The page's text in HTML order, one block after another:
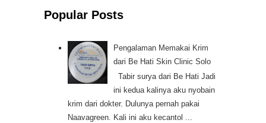
Popular Posts
Pengalaman Memakai Krim
dari Be Hati Skin Clinic Solo
Tabir surya dari Be Hati Jadi
ini kedua kalinya aku nyobain
krim dari dokter. Dulunya pernah pakai
Naavagreen. Kali ini aku kecantol ...